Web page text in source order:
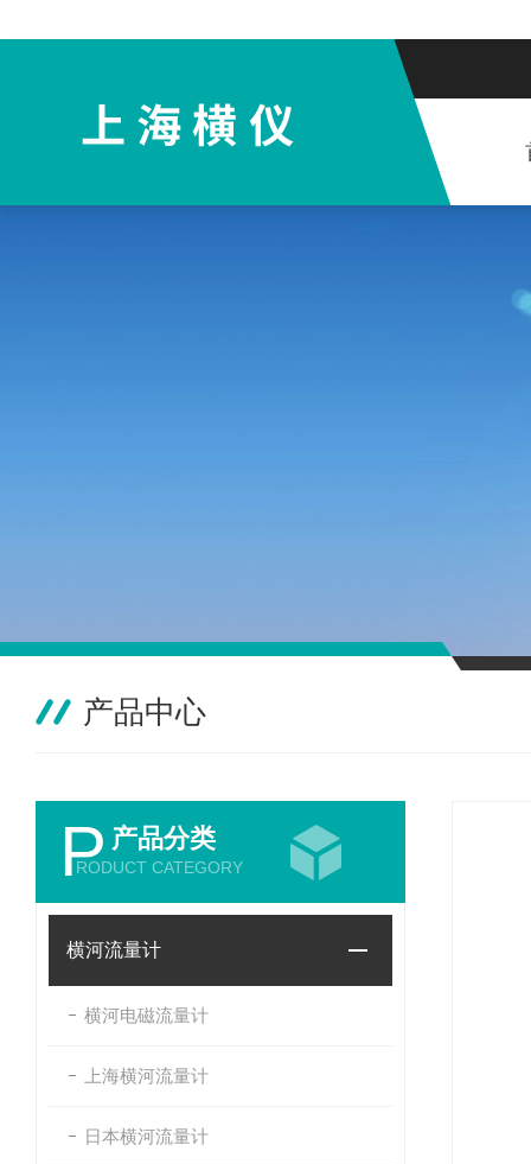
产品中心
P 产品分类
RODUCT CATEGORY
横河流量计
横河电磁流量计
上海横河流量计
日本横河流量计